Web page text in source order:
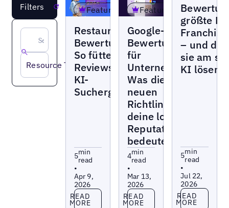
Filters Reset
Resource Type
Featured
Restaurant-
Bewertungen:
So füttern
Reviews deine
KI-
Suchergebnisse
5min
read
•
Apr 9,
2026
Read more
READ
MORE
Featured
Google-
Bewertungen
für
Unternehmen:
Was die
neuen
Richtlinien für
deine lokale
Reputation
bedeuten
4min
read
•
Mar 13,
2026
Read more
READ
MORE
größte
– und die
sie am
KI lösen
5min
read
•
Jul 22,
2026
Read more
READ
MORE